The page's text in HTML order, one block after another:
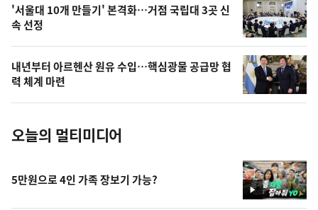
오
늘
의
사
진
'서울대 10개 만들기' 본격화…거점 국립대 3곳 신
속 선정
내년부터 아르헨산 원유 수입…핵심광물 공급망 협
력 체계 마련
오늘의 멀티미디어
영
5만원으로 4인 가족 장보기 가능?